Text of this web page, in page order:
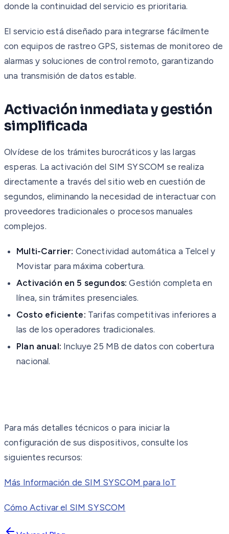
donde la continuidad del servicio es prioritaria.
El servicio está diseñado para integrarse fácilmente
con equipos de rastreo GPS, sistemas de monitoreo de
alarmas y soluciones de control remoto, garantizando
una transmisión de datos estable.
Activación inmediata y gestión
simplificada
Olvídese de los trámites burocráticos y las largas
esperas. La activación del SIM SYSCOM se realiza
directamente a través del sitio web en cuestión de
segundos, eliminando la necesidad de interactuar con
proveedores tradicionales o procesos manuales
complejos.
Multi-Carrier: Conectividad automática a Telcel y
Movistar para máxima cobertura.
Activación en 5 segundos: Gestión completa en
línea, sin trámites presenciales.
Costo eficiente: Tarifas competitivas inferiores a
las de los operadores tradicionales.
Plan anual: Incluye 25 MB de datos con cobertura
nacional.
Para más detalles técnicos o para iniciar la
configuración de sus dispositivos, consulte los
siguientes recursos:
Más Información de SIM SYSCOM para IoT
Cómo Activar el SIM SYSCOM